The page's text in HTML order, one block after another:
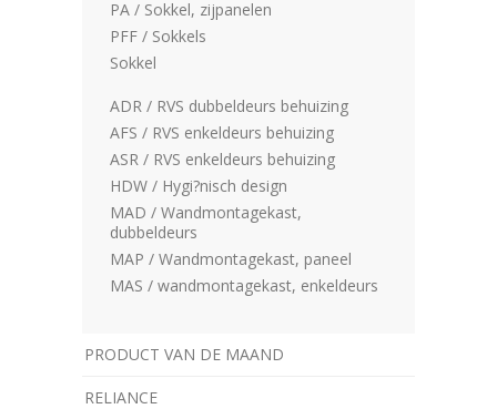
PA / Sokkel, zijpanelen
PFF / Sokkels
Sokkel
ADR / RVS dubbeldeurs behuizing
AFS / RVS enkeldeurs behuizing
ASR / RVS enkeldeurs behuizing
HDW / Hygi?nisch design
MAD / Wandmontagekast,
dubbeldeurs
MAP / Wandmontagekast, paneel
MAS / wandmontagekast, enkeldeurs
PRODUCT VAN DE MAAND
RELIANCE